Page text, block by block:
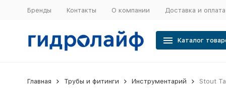
Бренды Контакты О компании Доставка и оплата
Каталог
Главная Трубы и фитинги Инструментарий Stout